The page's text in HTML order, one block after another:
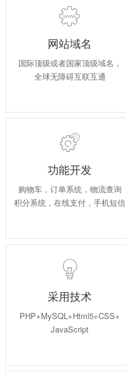

网站域名
国际顶级或者国家顶级域名，
全球无障碍互联互通

功能开发
购物车，订单系统，物流查询
积分系统，在线支付，手机短信

采用技术
PHP+MySQL+Html5+CSS+
JavaScript